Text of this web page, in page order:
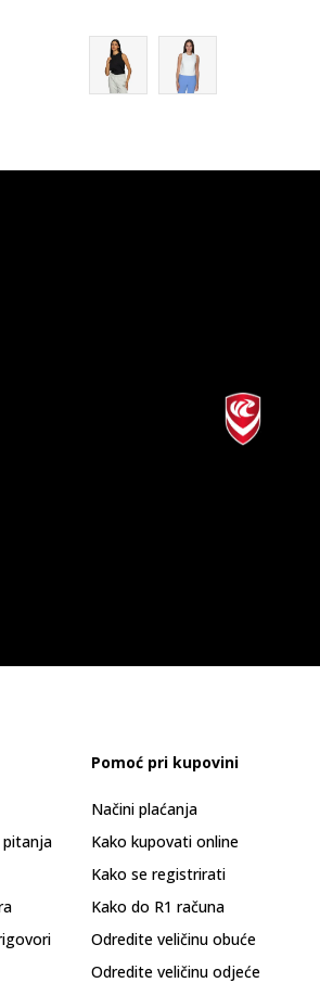
pitanja
Pomoć pri kupovini
Načini plaćanja
Kako kupovati online
Kako se registrirati
Kako do R1 računa
Odredite veličinu obuće
Odredite veličinu odjeće